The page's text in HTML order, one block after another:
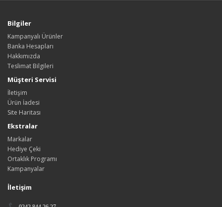
Bilgiler
Kampanyalı Ürünler
Banka Hesapları
Hakkımızda
Teslimat Bilgileri
Müşteri Servisi
İletişim
Ürün İadesi
Site Haritası
Ekstralar
Markalar
Hediye Çeki
Ortaklık Programı
Kampanyalar
İletişim